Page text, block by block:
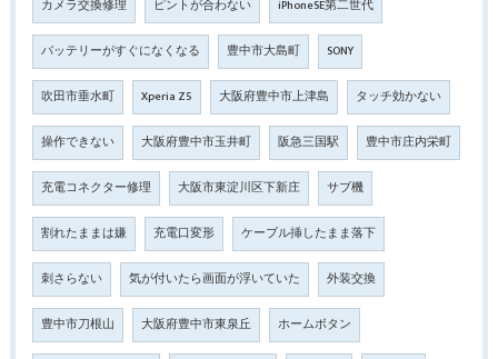
カメラ交換修理 ピントが合わない iPhoneSE第二世代
バッテリーがすぐになくなる 豊中市大島町 SONY
吹田市垂水町 Xperia Z5 大阪府豊中市上津島 タッチ効かない
操作できない 大阪府豊中市玉井町 阪急三国駅 豊中市庄内栄町
充電コネクター修理 大阪市東淀川区下新庄 サブ機
割れたままは嫌 充電口変形 ケーブル挿したまま落下
刺さらない 気が付いたら画面が浮いていた 外装交換
豊中市刀根山 大阪府豊中市東泉丘 ホームボタン